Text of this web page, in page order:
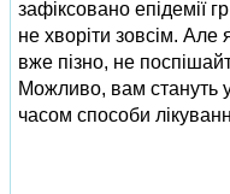
зафіксовано епідемії
не хворіти зовсім.
вже пізно, не
Можливо, вам стануть у
часом способи